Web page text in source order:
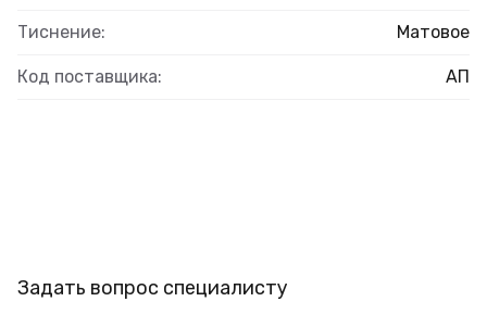
Тиснение: Матовое
Код поставщика: АП
Задать вопрос специалисту